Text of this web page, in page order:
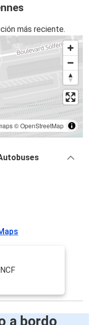
más reciente.
©OpenStreetMap
a bordo